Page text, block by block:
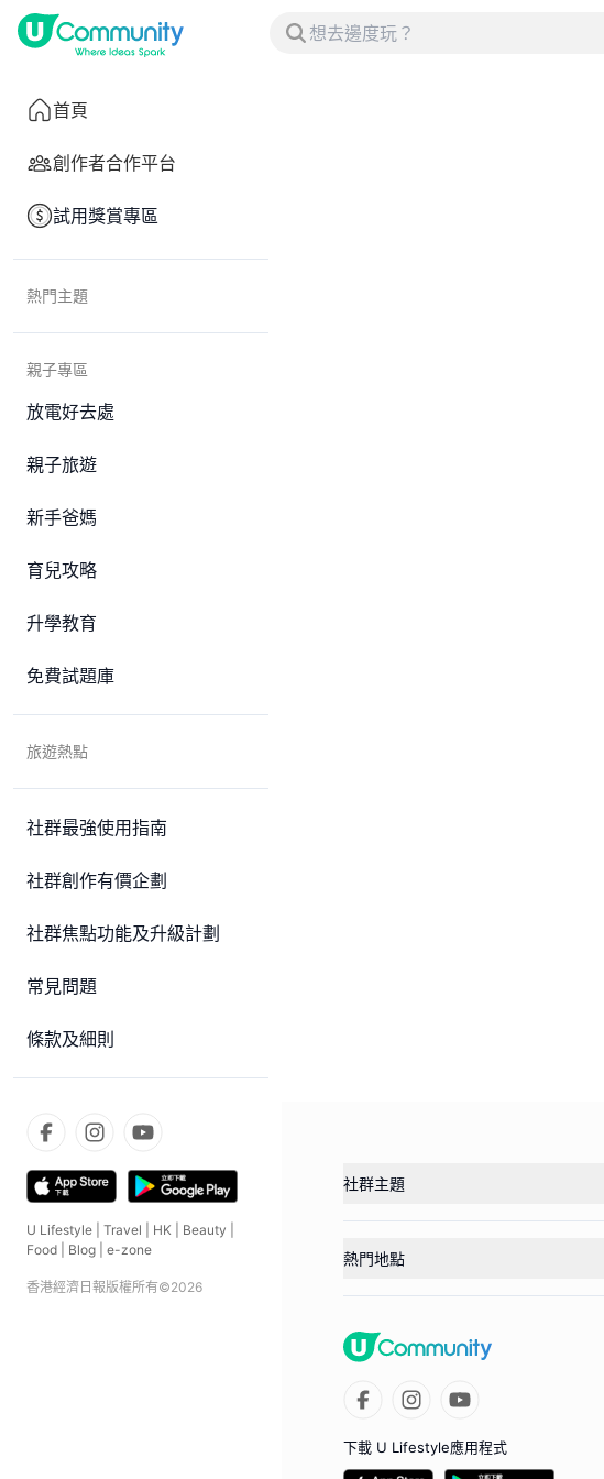
首頁
創作者合作平台
試用獎賞專區
熱門主題
親子專區
放電好去處
親子旅遊
新手爸媽
育兒攻略
升學教育
免費試題庫
旅遊熱點
社群最強使用指南
社群創作有價企劃
社群焦點功能及升級計劃
常見問題
條款及細則
U Lifestyle Travel HK Beauty
Food
Blog e-zone
香港經濟日報版權所有©2026
社群主題
熱門地點
下載 U Lifestyle應用程式